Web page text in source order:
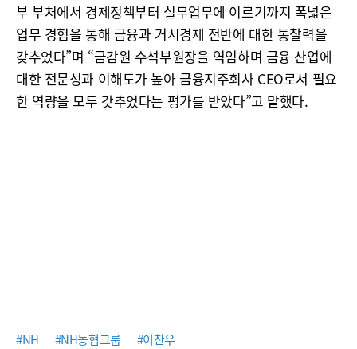
부 부처에서 경제정책부터 실무업무에 이르기까지 폭넓은
업무 경험을 통해 금융과 거시경제 전반에 대한 통찰력을
갖추었다”며 “금감원 수석부원장을 역임하며 금융 산업에
대한 전문성과 이해도가 높아 금융지주회사 CEO로서 필요
한 역량을 모두 갖추었다는 평가를 받았다”고 말했다.
#NH #NH농협그룹 #이찬우